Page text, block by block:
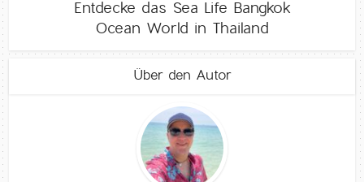
Entdecke das Sea Life Bangkok
Ocean World in Thailand
Über den Autor